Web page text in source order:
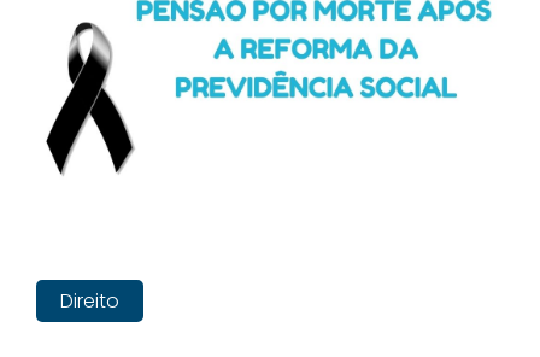
Direito